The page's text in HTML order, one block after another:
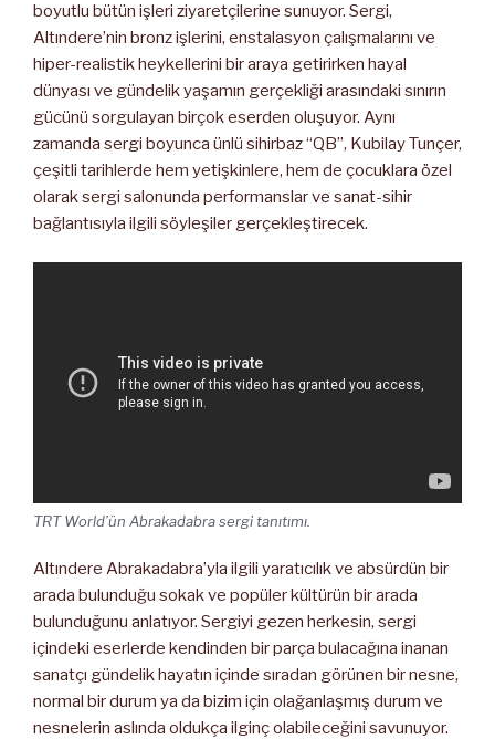
boyutlu bütün işleri ziyaretçilerine sunuyor. Sergi,
Altındere’nin bronz işlerini, enstalasyon çalışmalarını ve
hiper-realistik heykellerini bir araya getirirken hayal
dünyası ve gündelik yaşamın gerçekliği arasındaki sınırın
gücünü sorgulayan birçok eserden oluşuyor. Aynı
zamanda sergi boyunca ünlü sihirbaz “QB”, Kubilay Tunçer,
çeşitli tarihlerde hem yetişkinlere, hem de çocuklara özel
olarak sergi salonunda performanslar ve sanat-sihir
bağlantısıyla ilgili söyleşiler gerçekleştirecek.
TRT World’ün Abrakadabra sergi tanıtımı.
Altındere Abrakadabra’yla ilgili yaratıcılık ve absürdün bir
arada bulunduğu sokak ve popüler kültürün bir arada
bulunduğunu anlatıyor. Sergiyi gezen herkesin, sergi
içindeki eserlerde kendinden bir parça bulacağına inanan
sanatçı gündelik hayatın içinde sıradan görünen bir nesne,
normal bir durum ya da bizim için olağanlaşmış durum ve
nesnelerin aslında oldukça ilginç olabileceğini savunuyor.